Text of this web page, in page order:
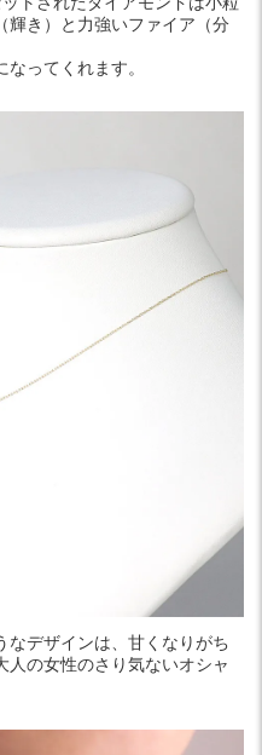
輝き）と力強いファイア（分
ってくれます。
なデザインは、甘くなりがち
人の女性のさり気ないオシャ